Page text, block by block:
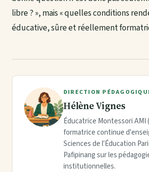
libre ? », mais « quelles conditions
éducative, sûre et réellement
DIRECTION
Hélène Vignes
Éducatrice Montessori AMI
formatrice continue
Sciences de l'Éducation
Pafipinang sur les
institutionnelles.